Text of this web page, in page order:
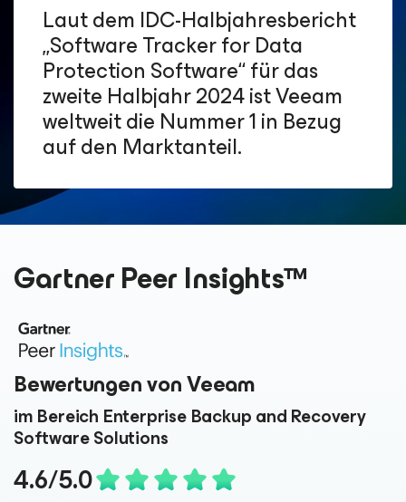
Laut dem IDC-Halbjahresbericht
„Software Tracker for Data
Protection Software“ für das
zweite Halbjahr 2024 ist Veeam
weltweit die Nummer 1 in Bezug
auf den Marktanteil.
Gartner Peer Insights™
Bewertungen von Veeam
im Bereich Enterprise Backup and Recovery
Software Solutions
4.6/5.0